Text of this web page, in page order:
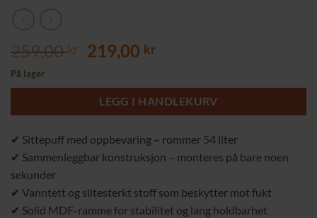
259,00kr Opprinnelig
var:
259,00 kr.
219,00 krNåværende
er:
219,00 kr.
På lager
LEGG I HANDLEKURV
✔ Sittepuff med oppbevaring – rommer 54 liter
✔ Sammenleggbar konstruksjon – monteres på bare noen
sekunder
✔ Vanntett og slitesterkt stoff som beskytter mot fukt
✔ Solid MDF-ramme for stabilitet og lang holdbarhet